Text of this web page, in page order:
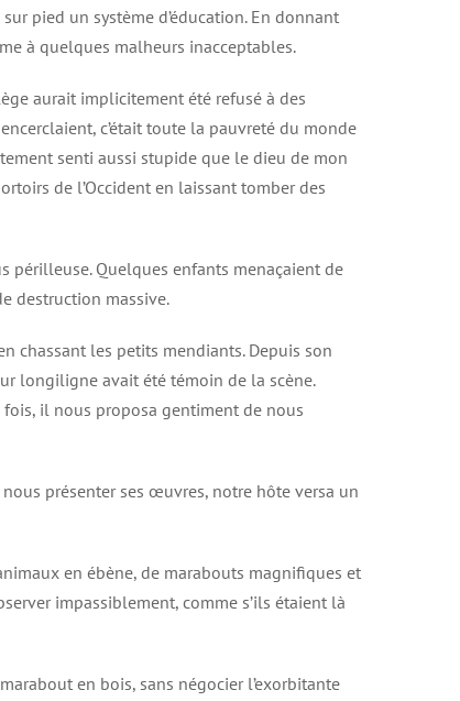
pied un système d’éducation. En donnant
à quelques malheurs inacceptables.
aurait implicitement été refusé à des
c’était toute la pauvreté du monde
senti aussi stupide que le dieu de mon
de l’Occident en laissant tomber des
périlleuse. Quelques enfants menaçaient de
destruction massive.
chassant les petits mendiants. Depuis son
longiligne avait été témoin de la scène.
fois, il nous proposa gentiment de nous
présenter ses œuvres, notre hôte versa un
en ébène, de marabouts magnifiques et
impassiblement, comme s’ils étaient là
en bois, sans négocier l’exorbitante